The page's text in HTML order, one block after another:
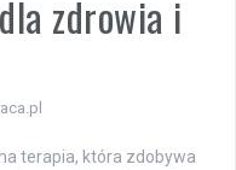
zdrowia i
terapia, która zdobywa